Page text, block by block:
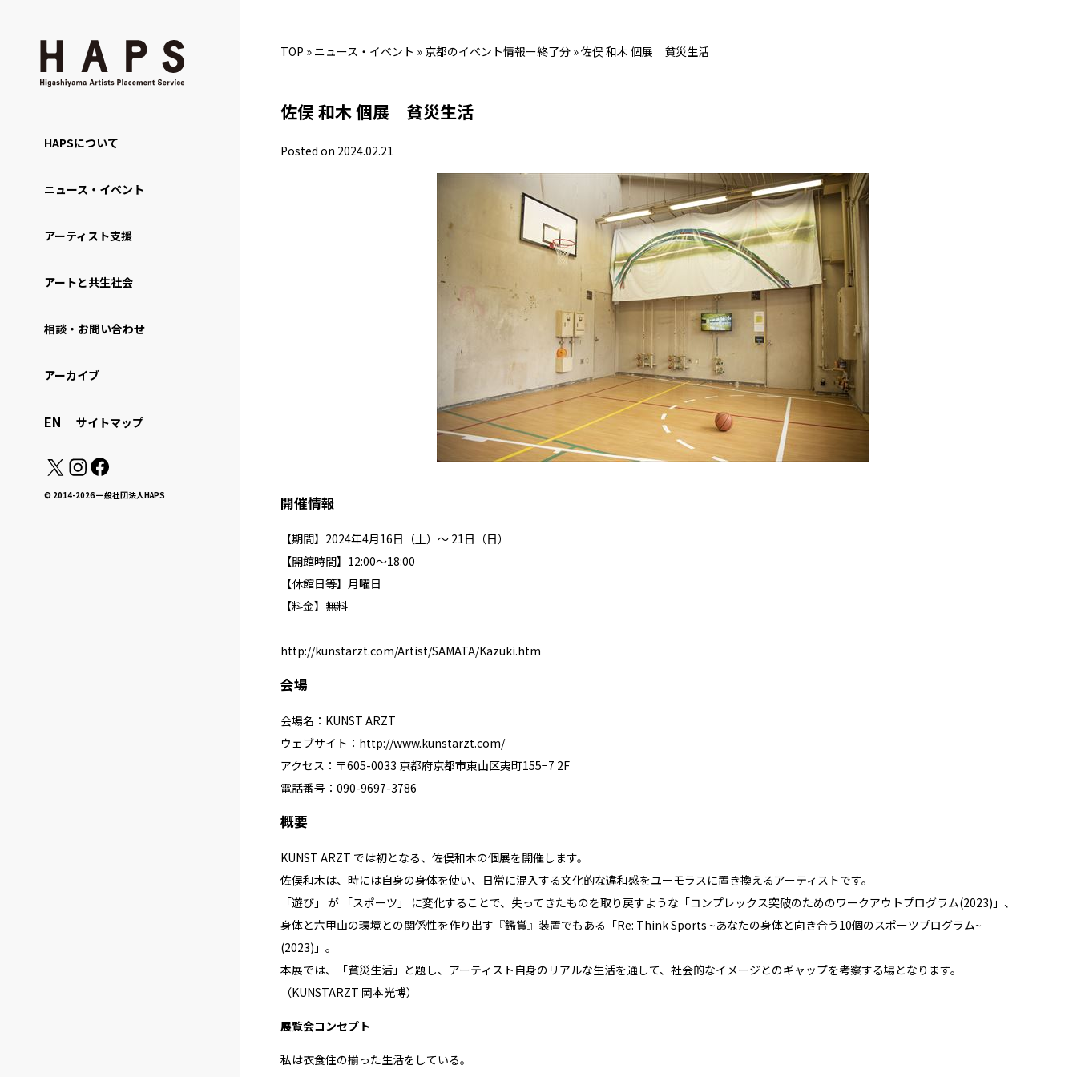
HAPSについて
ニュース・イベント
アーティスト支援
アートと共生社会
相談・お問い合わせ
アーカイブ
EN サイトマップ
© 2014-2026 一般社団法人HAPS
TOP » ニュース・イベント » 京都のイベント情報ー終了分 »佐俣 和木 個展 貧災生活
佐俣 和木 個展 貧災生活
Posted on 2024.02.21
開催情報
【期間】2024年4月16日（土）〜 21日（日）
【開館時間】12:00～18:00
【休館日等】月曜日
【料金】無料
http://kunstarzt.com/Artist/SAMATA/Kazuki.htm
会場
会場名：KUNST ARZT
ウェブサイト： http://www.kunstarzt.com/
アクセス：〒605-0033 京都府京都市東山区夷町155−7 2F
電話番号：090-9697-3786
概要
KUNST ARZT では初となる、佐俣和木の個展を開催します。
佐俣和木は、時には自身の身体を使い、日常に混入する文化的な違和感をユーモラスに置き換えるアーティストです。
「遊び」 が 「スポーツ」 に変化することで、失ってきたものを取り戻すような「コンプレックス突破のためのワークアウトプログラム(2023)」、
身体と六甲山の環境との関係性を作り出す『鑑賞』装置でもある「Re: Think Sports ~あなたの身体と向き合う10個のスポーツプログラム~
(2023)」。
本展では、「貧災生活」と題し、アーティスト自身のリアルな生活を通して、社会的なイメージとのギャップを考察する場となります。
（KUNSTARZT 岡本光博）
展覧会コンセプト
私は衣食住の揃った生活をしている。